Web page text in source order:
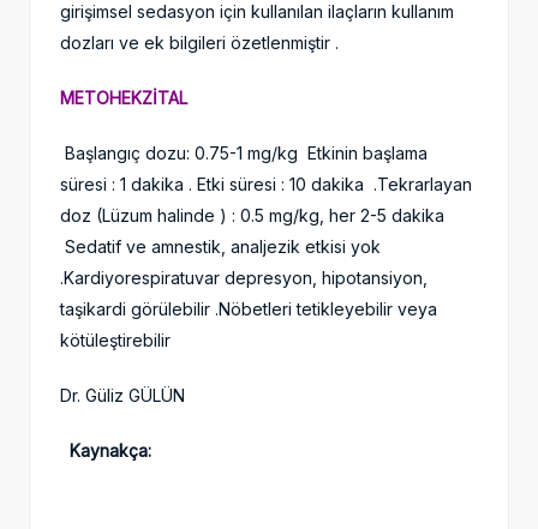
girişimsel sedasyon için kullanılan ilaçların kullanım
dozları ve ek bilgileri özetlenmiştir .
METOHEKZİTAL
Başlangıç dozu: 0.75-1 mg/kg Etkinin başlama
süresi : 1 dakika . Etki süresi : 10 dakika .Tekrarlayan
doz (Lüzum halinde ) : 0.5 mg/kg, her 2-5 dakika
Sedatif ve amnestik, analjezik etkisi yok
.Kardiyorespiratuvar depresyon, hipotansiyon,
taşikardi görülebilir .Nöbetleri tetikleyebilir veya
kötüleştirebilir
Dr. Güliz GÜLÜN
Kaynakça: